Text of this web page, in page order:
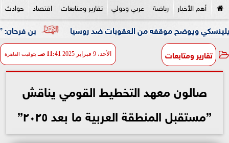
أهم الأخبار رياضة عربي ودولي تقارير ومتابعات اقتصاد حوادث
بن فرحان: ”اتفاقية موقفه من العقوبات ضد روسيا
تقارير ومتابعات الأحد، 9 فبراير 2025 11:41 صـ بتوقيت القاهرة
صالون معهد التخطيط القومي يناقش
”مستقبل المنطقة العربية ما بعد ٢٠٢٥”